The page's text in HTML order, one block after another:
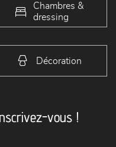
Chambres &
dressing
Décoration
vous !